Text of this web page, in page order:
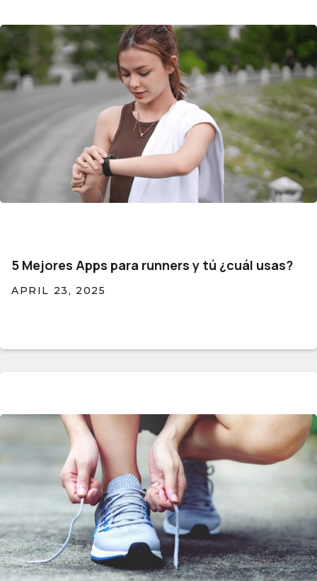
5 Mejores Apps para runners y tú ¿cuál usas?
APRIL 23, 2025